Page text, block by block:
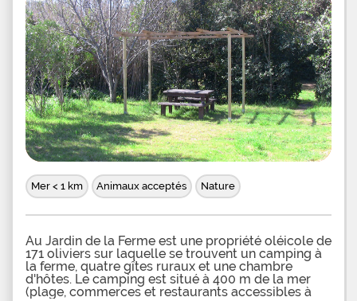
Mer < 1 km Animaux acceptés Nature
Au Jardin de la Ferme est une propriété oléicole de
171 oliviers sur laquelle se trouvent un camping à
la ferme, quatre gîtes ruraux et une chambre
d'hôtes. Le camping est situé à 400 m de la mer
(plage, commerces et restaurants accessibles à